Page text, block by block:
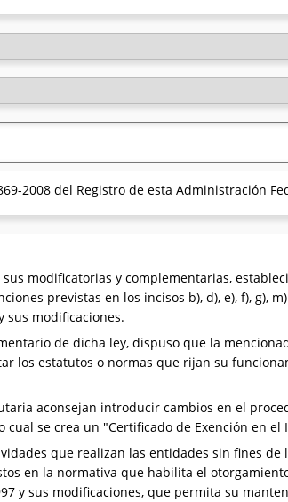
2008 del Registro de esta Administración
sus modificatorias y complementarias,
previstas en los incisos b), d), e), f), g),
sus modificaciones.
de dicha ley, dispuso que la
los estatutos o normas que rijan su
aconsejan introducir cambios en el
se crea un "Certificado de Exención en el
que realizan las entidades sin fines
en la normativa que habilita el
y sus modificaciones, que permita su